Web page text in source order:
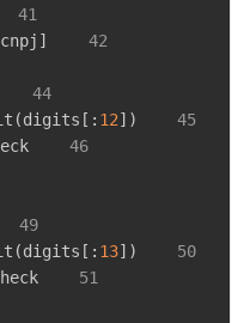
41
42
cnpj ]
44
45
(digits [ : 12] )
46
49
50
(digits [ : 13] )
51